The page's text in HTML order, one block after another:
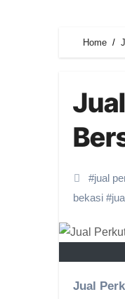
Home
#jual
bekasi #
Jual